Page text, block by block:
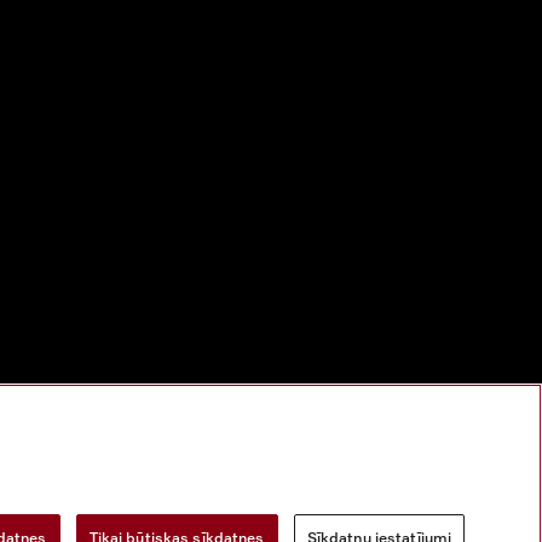
Tikai būtiskas sīkdatnes Sīkdatņu iestatījumi